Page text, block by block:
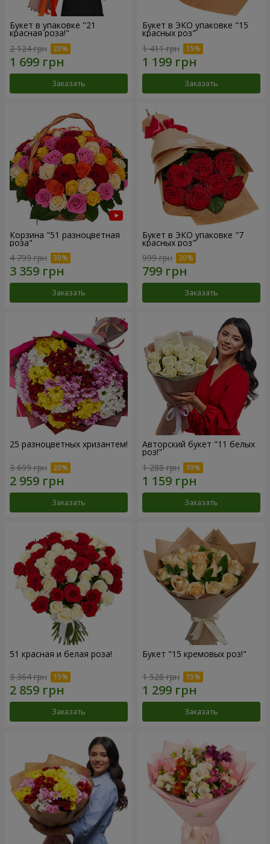
Букет в упаковке "21
красная роза!"
2 124 грн
Заказать
Букет в ЭКО упаковке "15
красных роз"
1 411 грн
Заказать
Корзина "51 разноцветная
роза"
4 799 грн
Заказать
Букет в ЭКО упаковке "7
красных роз"
999 грн
Заказать
25 разноцветных хризантем!
3 699 грн
Заказать
Авторский букет "11 белых
роз!"
1 288 грн
Заказать
51 красная и белая роза!
3 364 грн
Заказать
Букет "15 кремовых роз!"
1 528 грн
Заказать